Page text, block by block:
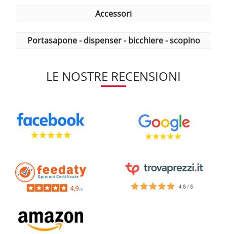
accessori
portasapone - dispenser - bicchiere - scopino
LE NOSTRE RECENSIONI